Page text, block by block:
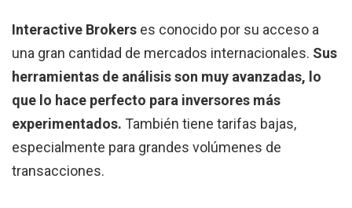
Interactive Brokers es conocido por su acceso a
una gran cantidad de mercados internacionales. Sus
herramientas de análisis son muy avanzadas, lo
que lo hace perfecto para inversores más
experimentados. También tiene tarifas bajas,
especialmente para grandes volúmenes de
transacciones.